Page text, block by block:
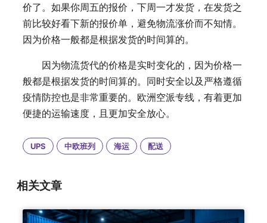
价了。如果你周五的报价，下周一才发货，在发货之
前比较好看下新的报价单，避免物流涨价而不知情。
因为价格一般都是根据发货的时间算的。
因为物流货代的价格是实时变化的，因为价格一
般都是根据发货的时间算的。同时安全以及严格遵循
疫情防控也是非常重要的。欧洲空派专线，有着更加
便捷的运输速度，且更加安全放心。
UPS 中欧班列 海运 配送
相关文章